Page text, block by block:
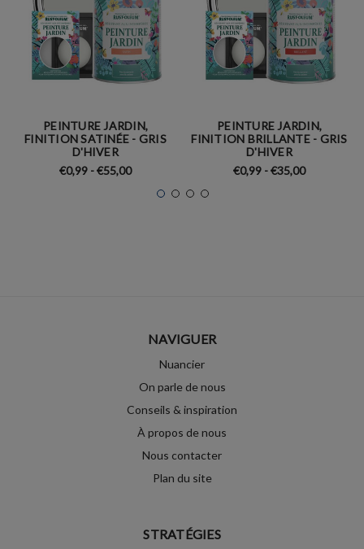
PEINTURE JARDIN,
FINITION SATINÉE - GRIS
D'HIVER
€0,99 - €55,00
PEINTURE JARDIN,
FINITION BRILLANTE - GRIS
D'HIVER
€0,99 - €35,00
NAVIGUER
Nuancier
On parle de nous
Conseils & inspiration
À propos de nous
Nous contacter
Plan du site
STRATÉGIES